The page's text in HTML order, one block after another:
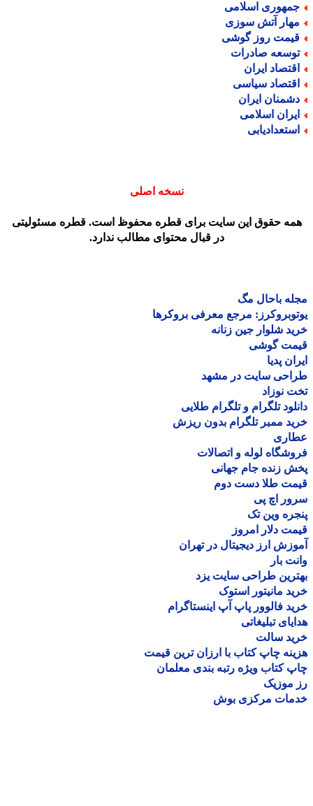
اسلامی
آتش سوزی
روز گوشی
صادرات
ایران
سیاسی
ایران
اسلامی
نسخه اصلی
حقوق این سایت برای قطره محفوظ است. قطره مسئولیتی
در قبال محتوای مطالب ندارد.
باحال مگ
مرجع معرفی بروکرها
شلوار جین زنانه
گوشی
پدیا
سایت در مشهد
نوزاد
تلگرام و تلگرام طلایی
ممبر تلگرام بدون ریزش
لوله و اتصالات
زنده جام جهانی
طلا دست دوم
اچ پی
وین تک
دلار امروز
ارز دیجیتال در تهران
بار
طراحی سایت یزد
مانیتور استوک
فالوور پاپ آپ اینستاگرام
تبلیغاتی
سالت
چاپ کتاب با ارزان ترین قیمت
کتاب ویژه رتبه بندی معلمان
موزیک
مرکزی بوش